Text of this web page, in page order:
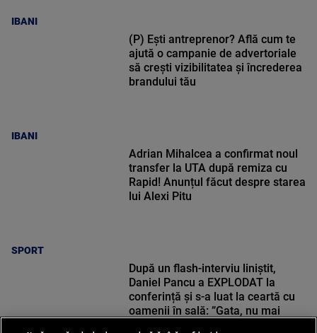
IBANI
IBANI
(P) Ești antreprenor? Află cum te
ajută o campanie de advertoriale
să crești vizibilitatea și încrederea
brandului tău
SPORT
Adrian Mihalcea a confirmat noul
transfer la UTA după remiza cu
Rapid! Anunțul făcut despre starea
lui Alexi Pitu
După un flash-interviu liniștit,
Daniel Pancu a EXPLODAT la
conferință și s-a luat la ceartă cu
oamenii în sală: ”Gata, nu mai